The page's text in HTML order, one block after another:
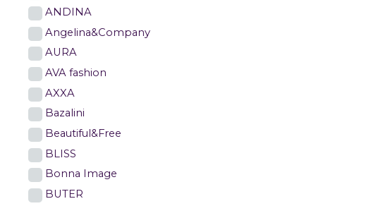
ANDINA
Angelina&Company
AURA
AVA fashion
AXXA
Bazalini
Beautiful&Free
BLISS
Bonna Image
BUTER